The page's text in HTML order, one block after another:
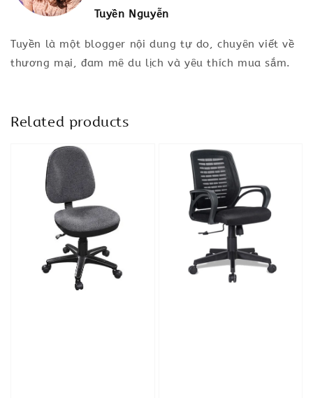
Tuyền Nguyễn
Tuyền là một blogger nội dung tự do, chuyên viết về
thương mại, đam mê du lịch và yêu thích mua sắm.
Related products